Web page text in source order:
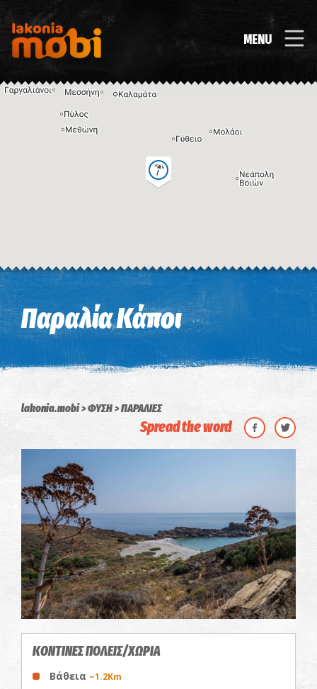
MENU
Η εικόνα ενδέχεται να υπόκειται σε πνευματικά δικαιώματα Όροι
Παραλία Κάποι
lakonia.mobi ΦΥΣΗ ΠΑΡΑΛΙΕΣ
Spread the word
ΚΟΝΤΙΝΕΣ ΠΟΛΕΙΣ/ΧΩΡΙΑ
Βάθεια ~1.2Km